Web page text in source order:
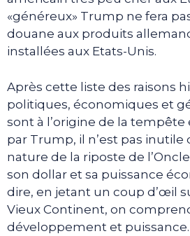
«généreux» Trump ne fera
douane aux produits
installées aux Etats-Unis.
Après cette liste des raisons
politiques, économiques et
sont à l’origine de la tempête
par Trump, il n’est pas inutile
nature de la riposte de
son dollar et sa puissance
dire, en jetant un coup d’œil
Vieux Continent, on
développement et puissance.